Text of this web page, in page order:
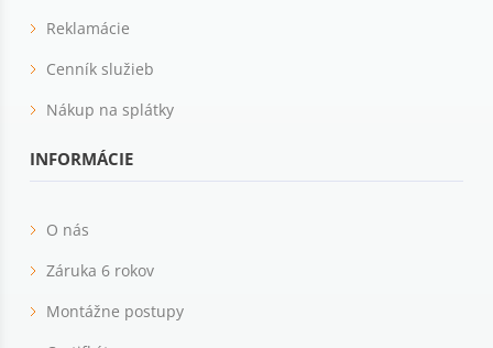
Reklamácie
Cenník služieb
Nákup na splátky
INFORMÁCIE
O nás
Záruka 6 rokov
Montážne postupy